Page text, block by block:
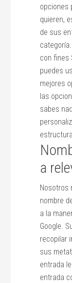
opciones
quieren,
de sus
con fines
puedes
mejores
las
sabes
a
Nosotros
nombre
a la
Google.
recopilar
sus
entrada
entrada